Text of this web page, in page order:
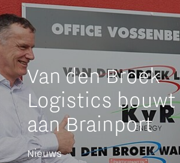
Van den Broek
Logistics bouwt
aan Brainport
Nieuws